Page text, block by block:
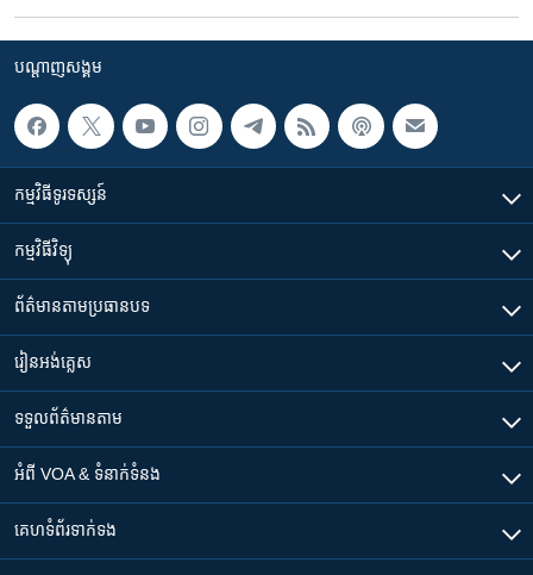
បណ្តាញ​សង្គម
កម្មវិធី​ទូរទស្សន៍
កម្មវិធី​វិទ្យុ
ព័ត៌មាន​តាមប្រធានបទ​
រៀន​​អង់គ្លេស
ទទួល​ព័ត៌មាន​តាម
អំពី​ VOA & ទំនាក់ទំនង
គេហទំព័រ​​ទាក់ទង